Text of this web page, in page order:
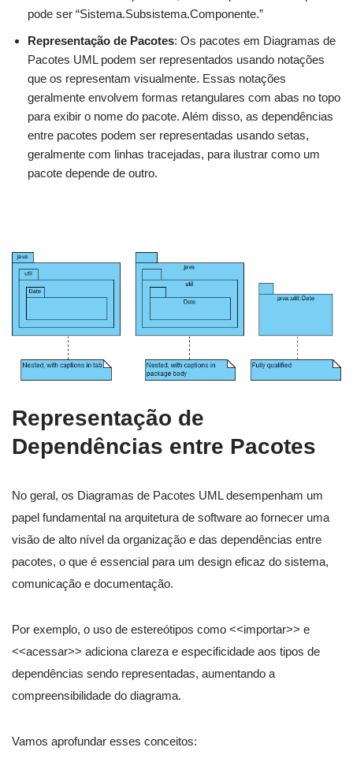
pode ser “Sistema.Subsistema.Componente.”
Representação de Pacotes: Os pacotes em Diagramas de
Pacotes UML podem ser representados usando notações
que os representam visualmente. Essas notações
geralmente envolvem formas retangulares com abas no topo
para exibir o nome do pacote. Além disso, as dependências
entre pacotes podem ser representadas usando setas,
geralmente com linhas tracejadas, para ilustrar como um
pacote depende de outro.
Representação de
Dependências entre Pacotes
No geral, os Diagramas de Pacotes UML desempenham um
papel fundamental na arquitetura de software ao fornecer uma
visão de alto nível da organização e das dependências entre
pacotes, o que é essencial para um design eficaz do sistema,
comunicação e documentação.
Por exemplo, o uso de estereótipos como <<importar>> e
<<acessar>> adiciona clareza e especificidade aos tipos de
dependências sendo representadas, aumentando a
compreensibilidade do diagrama.
Vamos aprofundar esses conceitos: